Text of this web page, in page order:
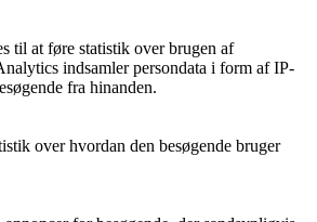
til at føre statistik over brugen af
indsamler persondata i form af IP-
fra hinanden.
over hvordan den besøgende bruger